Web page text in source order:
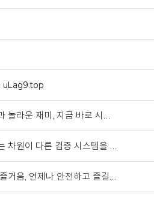
uLag9.top
놀라운 재미, 지금 바로 시…
차원이 다른 검증 시스템을 …
거움, 언제나 안전하고 즐길…